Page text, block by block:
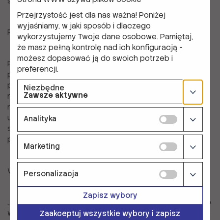
Praktyczna nauka
Projekt obejmował wizyty w lokalnych
przedsiębiorstwach w Rzeszowie, które stanowiły
praktyczny przykład, jak inicjatywy przedsiębiorcze
mogą odnosić sukcesy nawet w najbardziej
nieoczekiwanych miejscach. Te wizyty pomogły
uczestnikom zrozumieć potencjał ich własnych
społeczności, inspirując ich do wdrażania podobnych
przedsięwzięć u siebie.
Wspieranie młodzieży z obszarów wiejskich
„Business for All” to więcej niż tylko kurs szkoleniowy – to
wezwanie do działania. Uczestnicy zostali zachęceni do
Przejrzystość jest dla nas ważna! Poniżej
wyjaśniamy, w jaki sposób i dlaczego
wykorzystujemy Twoje dane osobowe. Pamiętaj,
że masz pełną kontrolę nad ich konfiguracją -
możesz dopasować ją do swoich potrzeb i
preferencji.
Niezbędne
Zawsze aktywne
Analityka
Marketing
Personalizacja
Zapisz wybory
Zaakceptuj wszystkie wybory i zapisz